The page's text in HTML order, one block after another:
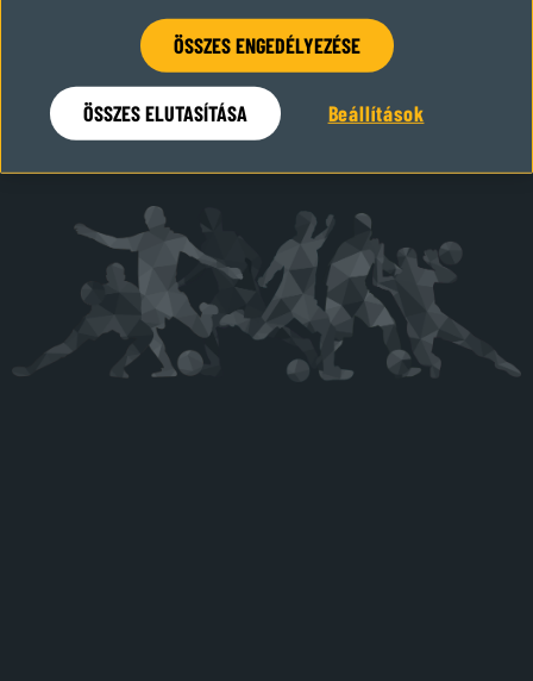
Hamarosan visszatérünk
ÖSSZES ENGEDÉLYEZÉSE
ÖSSZES ELUTASÍTÁSA Beállítások